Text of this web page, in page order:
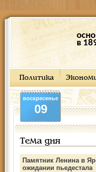
в
Политика
воскресенье
09
Тема дня
Памятник Ленина в
ожидании пьедестала